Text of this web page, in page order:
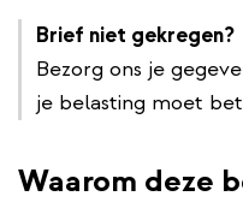
Brief niet gekregen?
Bezorg ons je
je belasting moet
Waarom deze